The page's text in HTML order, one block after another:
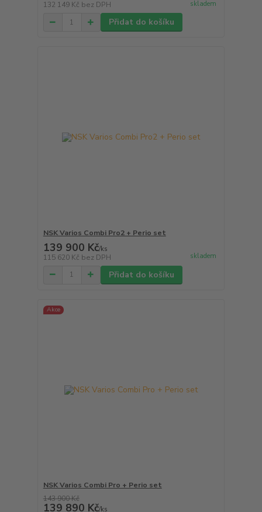
132 149 Kč bez DPH skladem
Přidat do košíku
NSK Varios Combi Pro2 + Perio set
139 900 Kč/ks
115 620 Kč bez DPH skladem
Přidat do košíku
Akce
NSK Varios Combi Pro + Perio set
143 900 Kč
139 890 Kč/ks